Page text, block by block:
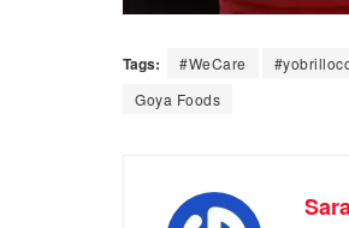
Tags: #WeCare
Goya Foods